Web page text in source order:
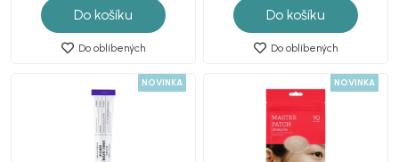
Do košíku
Do oblíbených
Do košíku
Do oblíbených
NOVINKA NOVINKA